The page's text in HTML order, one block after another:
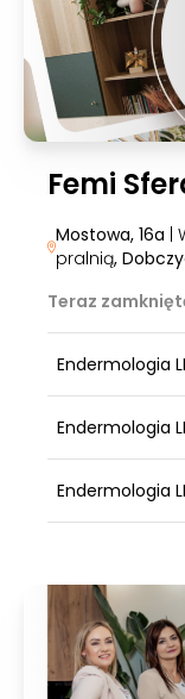
Femi
Mostowa, 16a
pralnią,
Teraz
Endermologia
Endermologia
Endermologia